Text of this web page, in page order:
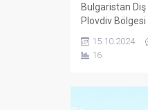
Bulgaristan
Plovdiv
güçlendirerek
Bir önceki
hekimlerinin
15.10.2024
16